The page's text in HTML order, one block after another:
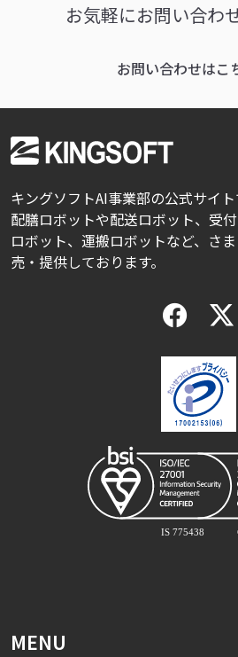
お気軽にお問い合わ
お問い合わせはこ
キングソフトAI事業部の公式サイト
配膳ロボットや配送ロボット、受
ロボット、運搬ロボットなど、さ
売・提供しております。
MENU